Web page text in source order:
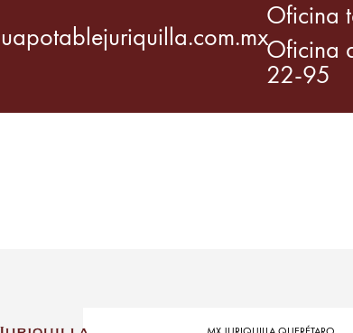
Oficina
Oficina
22-95